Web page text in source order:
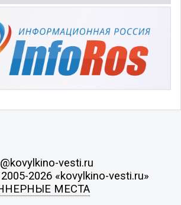
vesti.ru
2026 «kovylkino-vesti.ru»
МЕСТА